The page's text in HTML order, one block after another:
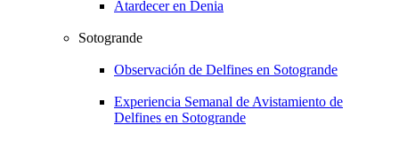
Atardecer en Denia
Sotogrande
Observación de Delfines en Sotogrande
Experiencia Semanal de Avistamiento de
Delfines en Sotogrande